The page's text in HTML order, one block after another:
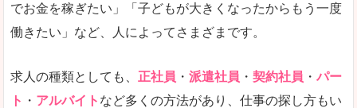
でお金を稼ぎたい」「子どもが大きくなったからもう一度
働きたい」など、人によってさまざまです。
求人の種類としても、 正社員 ・ 派遣社員 ・ 契約社員 ・ パー
ト ・ アルバイト など多くの方法があり、仕事の探し方もい